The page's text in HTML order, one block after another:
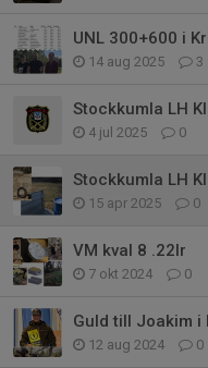
UNL 300+600 i
14 aug 2025 3
Stockkumla LH
4 jul 2025 0
Stockkumla LH
15 apr 2025 0
VM kval 8 .22lr
7 okt 2024 0
Guld till Joakim i
12 aug 2024 0